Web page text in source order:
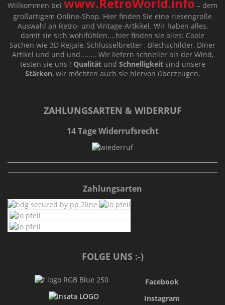
Willkommen bei
– dem
großartigem Online-Shop. Hier finden Sie eine riesengroße
Auswahl an Retro- und Vintage-Artkikel. Wir haben alles,
damit sie sich wohlfühlen....hier finden sie alles: Coole
Sachen wie 3D Regale, Schlüsselbretter , Blechschilder, Diner
Artikel und und und........ Wir liefern schneller als der Wind,
testen sie uns ! Qualitätund Schnelligkeitsind unsere
Stärken, wir möchten auch sie hiervon überzeugen.
ZAHLUNGSARTEN & WIDERRUF
14 Tage Widerrufsrecht
Zahlungsarten
FOLGE UNS :-)
Facebook
Instagram